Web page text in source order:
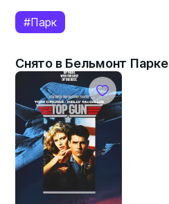
#Парк
Снято в Бельмонт Парке